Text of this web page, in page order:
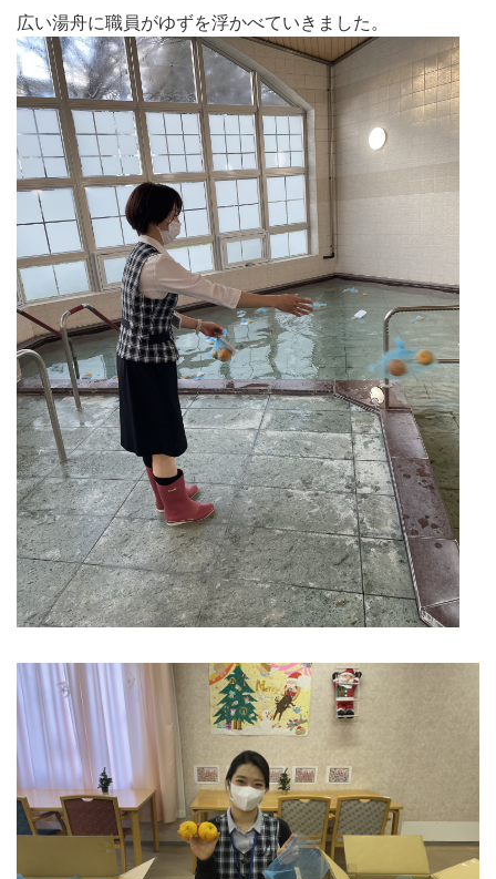
広い湯舟に職員がゆずを浮かべていきました。